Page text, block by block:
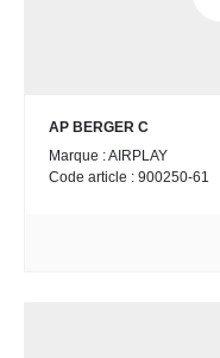
AP BERGER C
Marque : AIRPLAY
Code article : 900250-61